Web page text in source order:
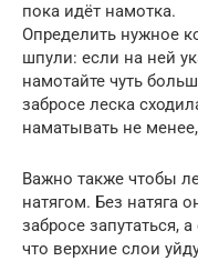
пока идёт намотка.
Определить нужное
шпули: если на ней
намотайте чуть
забросе леска
наматывать не
Важно также чтобы
натягом. Без натяга
забросе запутаться,
что верхние слои